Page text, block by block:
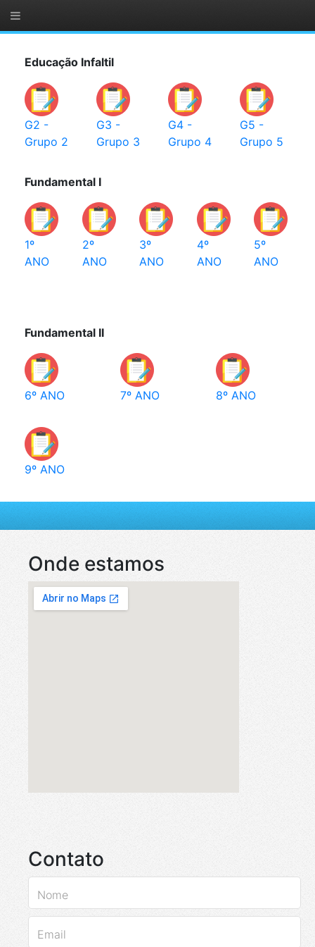
Educação Infaltil
G2 -
Grupo 2
G3 -
Grupo 3
G4 -
Grupo 4
G5 -
Grupo 5
Fundamental I
1º
ANO
2º
ANO
3º
ANO
4º
ANO
5º
ANO
Fundamental II
6º ANO 7º ANO 8º ANO
9º ANO
Onde estamos
Contato